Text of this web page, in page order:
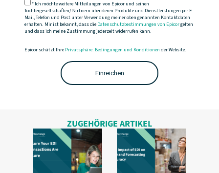
* Ich möchte weitere Mitteilungen von Epicor und seinen
Tochtergesellschaften/Partnern über deren Produkte und Dienstleistungen per E-
Mail, Telefon und Post unter Verwendung meiner oben genannten Kontaktdaten
erhalten. Mir ist bekannt, dass die Datenschutzbestimmungen von Epicorgelten
und dass ich meine Zustimmung jederzeit widerrufen kann.
Epicor schätzt Ihre Privatsphäre. Bedingungen und Konditionen der Website.
ZUGEHÖRIGE ARTIKEL